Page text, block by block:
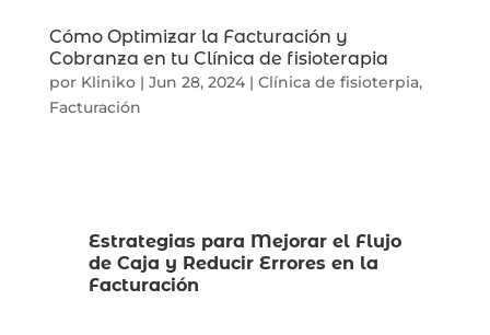
Cómo Optimizar la Facturación y
Cobranza en tu Clínica de fisioterapia
por Kliniko| Jun 28, 2024| Clínica de fisioterpia,
Facturación
Estrategias para Mejorar el Flujo
de Caja y Reducir Errores en la
Facturación